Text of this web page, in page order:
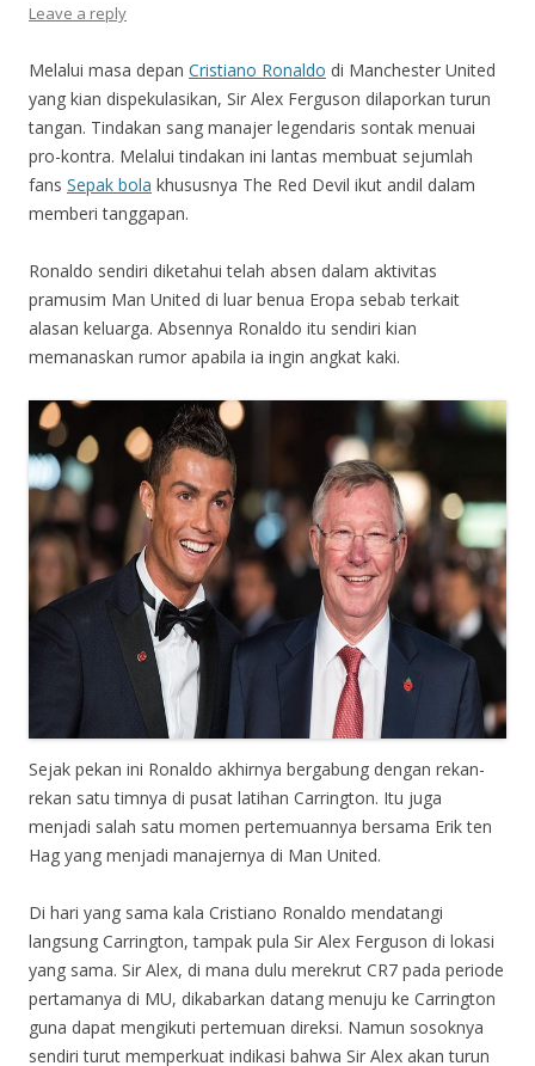
Leave a reply
Melalui masa depan Cristiano Ronaldo di Manchester United
yang kian dispekulasikan, Sir Alex Ferguson dilaporkan turun
tangan. Tindakan sang manajer legendaris sontak menuai
pro-kontra. Melalui tindakan ini lantas membuat sejumlah
fans Sepak bola khususnya The Red Devil ikut andil dalam
memberi tanggapan.
Ronaldo sendiri diketahui telah absen dalam aktivitas
pramusim Man United di luar benua Eropa sebab terkait
alasan keluarga. Absennya Ronaldo itu sendiri kian
memanaskan rumor apabila ia ingin angkat kaki.
Sejak pekan ini Ronaldo akhirnya bergabung dengan rekan-
rekan satu timnya di pusat latihan Carrington. Itu juga
menjadi salah satu momen pertemuannya bersama Erik ten
Hag yang menjadi manajernya di Man United.
Di hari yang sama kala Cristiano Ronaldo mendatangi
langsung Carrington, tampak pula Sir Alex Ferguson di lokasi
yang sama. Sir Alex, di mana dulu merekrut CR7 pada periode
pertamanya di MU, dikabarkan datang menuju ke Carrington
guna dapat mengikuti pertemuan direksi. Namun sosoknya
sendiri turut memperkuat indikasi bahwa Sir Alex akan turun